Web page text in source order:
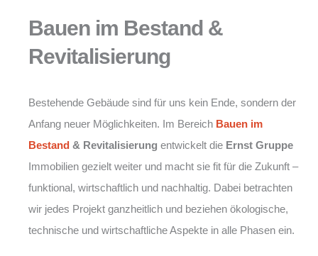
Bauen im Bestand &
Revitalisierung
Bestehende Gebäude sind für uns kein Ende, sondern der
Anfang neuer Möglichkeiten. Im Bereich Bauen im
Bestand & Revitalisierung entwickelt die Ernst Gruppe
Immobilien gezielt weiter und macht sie fit für die Zukunft –
funktional, wirtschaftlich und nachhaltig. Dabei betrachten
wir jedes Projekt ganzheitlich und beziehen ökologische,
technische und wirtschaftliche Aspekte in alle Phasen ein.